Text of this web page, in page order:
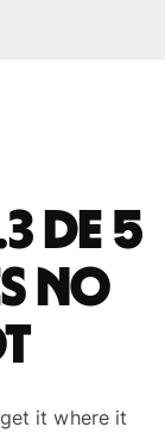
de 5
no
it where it